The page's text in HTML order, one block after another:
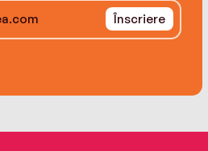
Înscriere